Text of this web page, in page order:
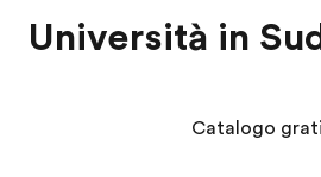
Università in
Catalogo